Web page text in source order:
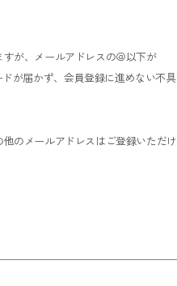
が、メールアドレスの＠以下が
ドが届かず、会員登録に進めない不具
のメールアドレスはご登録いただけ